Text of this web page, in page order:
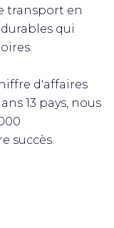
transport en
qui
d'affaires
13 pays, nous
succès.